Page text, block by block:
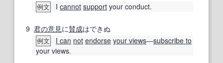
例文 I cannot support your conduct.
9 君の意見に賛成はできぬ
例文 I can not endorse your views―subscribe to
your views.